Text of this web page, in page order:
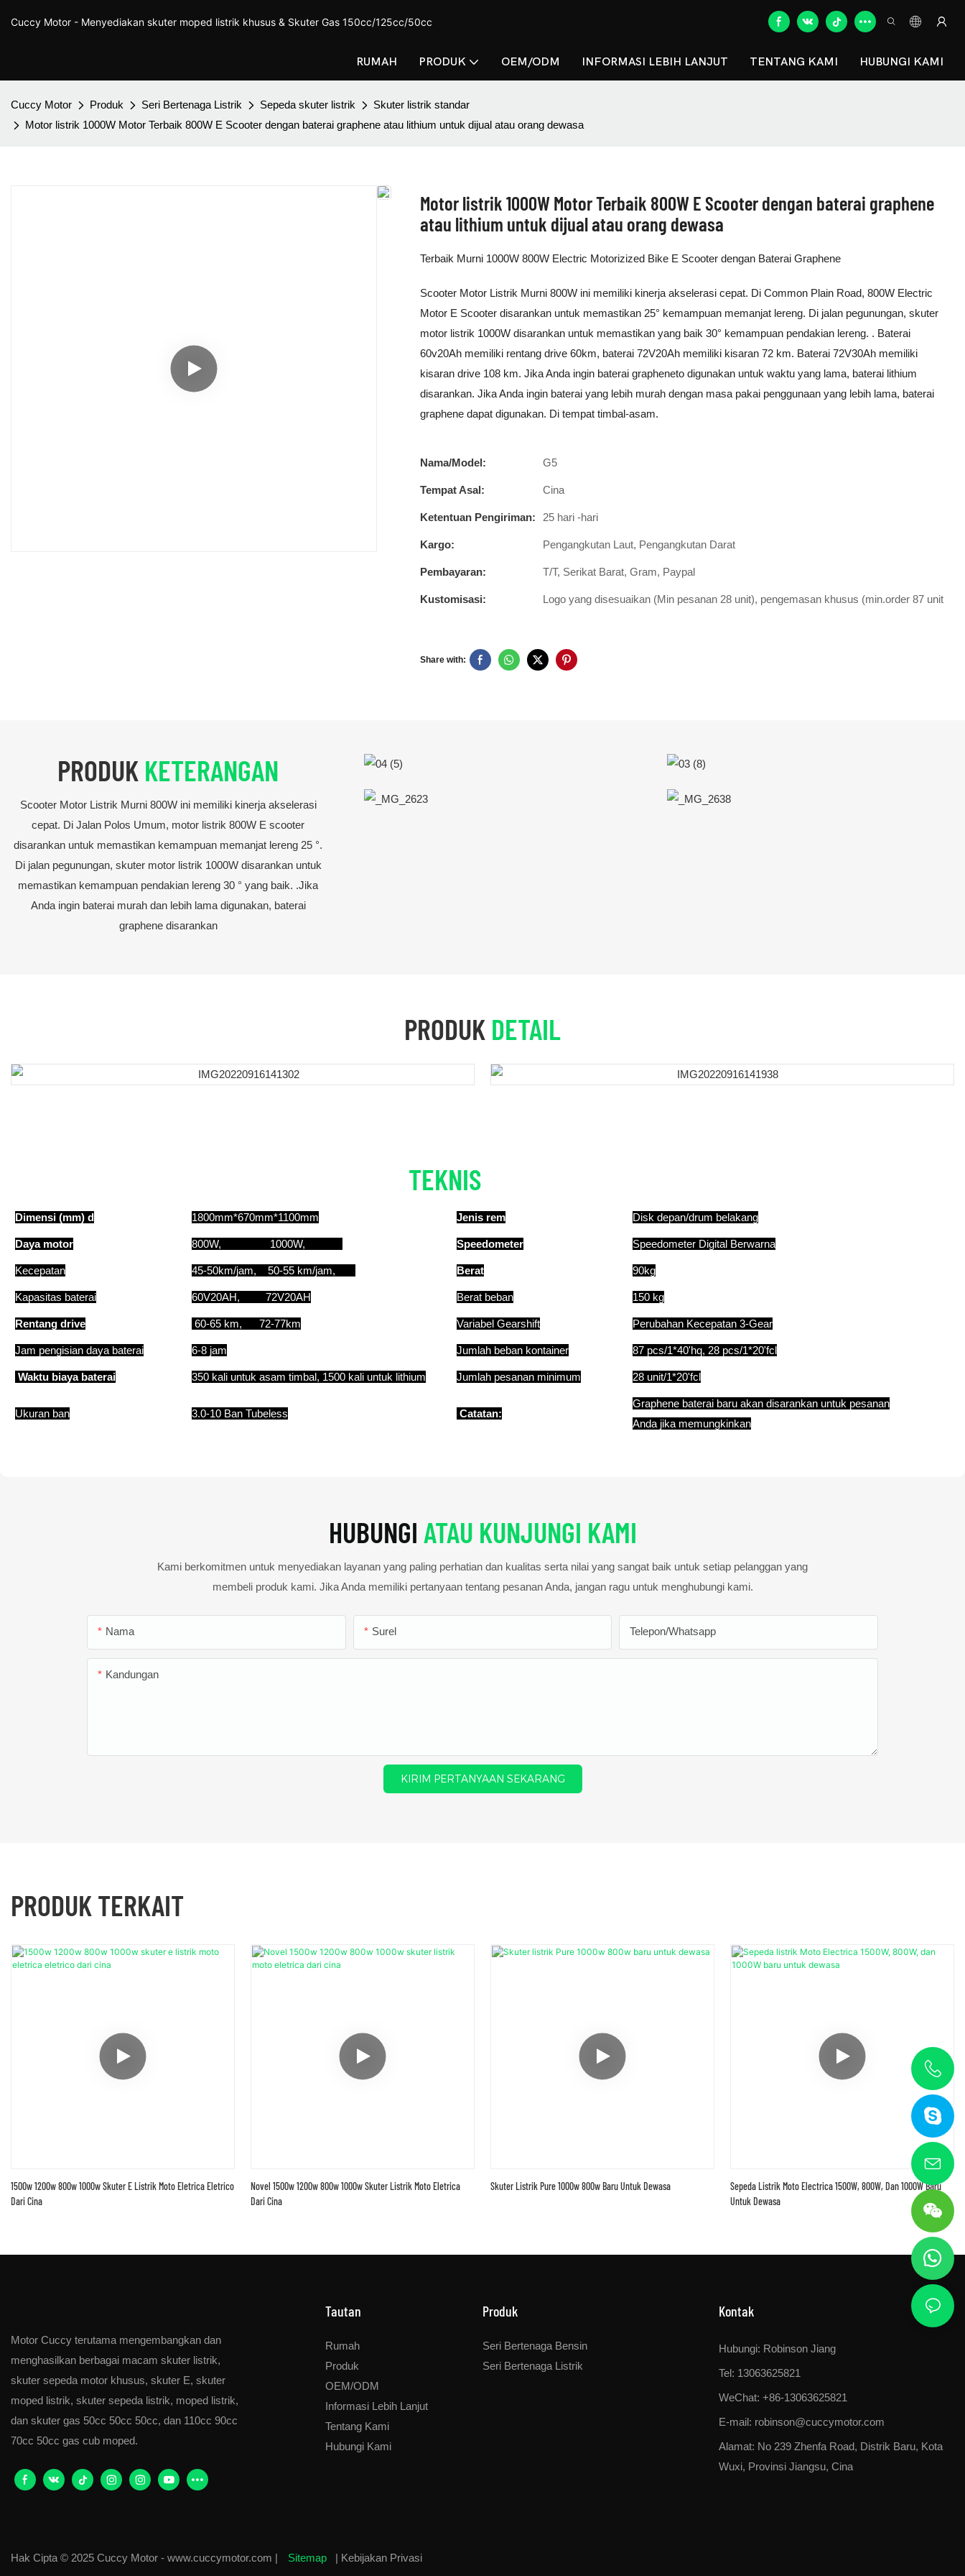
Cuccy Motor - Menyediakan skuter moped listrik khusus & Skuter Gas 150cc/125cc/50cc
RUMAH PRODUK OEM/ODM INFORMASI LEBIH LANJUT TENTANG KAMI HUBUNGI KAMI
Cuccy Motor Produk Seri Bertenaga Listrik Sepeda skuter listrik
Skuter listrik standar
Motor listrik 1000W Motor Terbaik 800W E Scooter dengan baterai graphene atau lithium untuk dijual atau orang dewasa
Motor listrik 1000W Motor Terbaik 800W E Scooter dengan baterai graphene
atau lithium untuk dijual atau orang dewasa
Terbaik Murni 1000W 800W Electric Motorizized Bike E Scooter dengan Baterai Graphene
Scooter Motor Listrik Murni 800W ini memiliki kinerja akselerasi cepat. Di Common Plain Road, 800W Electric
Motor E Scooter disarankan untuk memastikan 25° kemampuan memanjat lereng. Di jalan pegunungan, skuter
motor listrik 1000W disarankan untuk memastikan yang baik 30° kemampuan pendakian lereng. . Baterai
60v20Ah memiliki rentang drive 60km, baterai 72V20Ah memiliki kisaran 72 km. Baterai 72V30Ah memiliki
kisaran drive 108 km. Jika Anda ingin baterai grapheneto digunakan untuk waktu yang lama, baterai lithium
disarankan. Jika Anda ingin baterai yang lebih murah dengan masa pakai penggunaan yang lebih lama, baterai
graphene dapat digunakan. Di tempat timbal-asam.
Nama/Model: G5
Tempat Asal: Cina
Ketentuan Pengiriman: 25 hari -hari
Kargo: Pengangkutan Laut, Pengangkutan Darat
Pembayaran: T/T, Serikat Barat, Gram, Paypal
Kustomisasi: Logo yang disesuaikan (Min pesanan 28 unit), pengemasan khusus (min.order 87 unit
Share with:
PRODUK KETERANGAN
Scooter Motor Listrik Murni 800W ini memiliki kinerja akselerasi
cepat. Di Jalan Polos Umum, motor listrik 800W E scooter
disarankan untuk memastikan kemampuan memanjat lereng 25 °.
Di jalan pegunungan, skuter motor listrik 1000W disarankan untuk
memastikan kemampuan pendakian lereng 30 ° yang baik. .Jika
Anda ingin baterai murah dan lebih lama digunakan, baterai
graphene disarankan
PRODUK DETAIL
TEKNIS
Dimensi (mm) d 1800mm*670mm*1100mm Jenis rem Disk depan/drum belakang
Daya motor 800W, 1000W, Speedometer Speedometer Digital Berwarna
Kecepatan 45-50km/jam, 50-55 km/jam, Berat 90kg
Kapasitas baterai 60V20AH, 72V20AH Berat beban 150 kg
Rentang drive 60-65 km, 72-77km Variabel Gearshift Perubahan Kecepatan 3-Gear
Jam pengisian daya baterai 6-8 jam Jumlah beban kontainer 87 pcs/1*40'hq, 28 pcs/1*20'fcl
Waktu biaya baterai 350 kali untuk asam timbal, 1500 kali untuk lithium Jumlah pesanan minimum 28 unit/1*20'fcl
Ukuran ban 3.0-10 Ban Tubeless Catatan:
Graphene baterai baru akan disarankan untuk pesanan
Anda jika memungkinkan
HUBUNGI ATAU KUNJUNGI KAMI
Kami berkomitmen untuk menyediakan layanan yang paling perhatian dan kualitas serta nilai yang sangat baik untuk setiap pelanggan yang
membeli produk kami. Jika Anda memiliki pertanyaan tentang pesanan Anda, jangan ragu untuk menghubungi kami.
Nama Surel Telepon/whatsapp
Kandungan
KIRIM PERTANYAAN SEKARANG
PRODUK TERKAIT
1500w 1200w 800w 1000w Skuter E Listrik Moto Eletrica Eletrico
Dari Cina
Novel 1500w 1200w 800w 1000w Skuter Listrik Moto Eletrica
Dari Cina
Skuter Listrik Pure 1000w 800w Baru Untuk Dewasa
Sepeda Listrik Moto Electrica 1500W, 800W, Dan 1000W Baru
Untuk Dewasa
Motor Cuccy terutama mengembangkan dan
menghasilkan berbagai macam skuter listrik,
skuter sepeda motor khusus, skuter E, skuter
moped listrik, skuter sepeda listrik, moped listrik,
dan skuter gas 50cc 50cc 50cc, dan 110cc 90cc
70cc 50cc gas cub moped.
Tautan
Rumah
Produk
OEM/ODM
Informasi Lebih Lanjut
Tentang Kami
Hubungi Kami
Produk
Seri Bertenaga Bensin
Seri Bertenaga Listrik
Kontak
Hubungi: Robinson Jiang
Tel: 13063625821
WeChat: +86-13063625821
E-mail: robinson@cuccymotor.com
Alamat: No 239 Zhenfa Road, Distrik Baru, Kota
Wuxi, Provinsi Jiangsu, Cina
Hak Cipta © 2025 Cuccy Motor - www.cuccymotor.com | Sitemap | Kebijakan Privasi